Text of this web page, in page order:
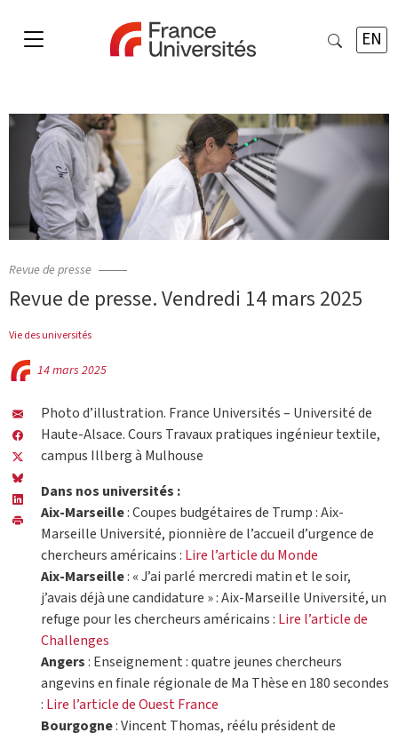
EN
Revue de presse
Revue de presse. Vendredi 14 mars 2025
Vie des universités
14 mars 2025
Photo d’illustration. France Universités – Université de
Haute-Alsace. Cours Travaux pratiques ingénieur textile,
campus Illberg à Mulhouse
Dans nos universités :
Aix-Marseille: Coupes budgétaires de Trump : Aix-
Marseille Université, pionnière de l’accueil d’urgence de
chercheurs américains : Lire l’article du Monde
Aix-Marseille: « J’ai parlé mercredi matin et le soir,
j’avais déjà une candidature » : Aix-Marseille Université, un
refuge pour les chercheurs américains : Lire l’article de
Challenges
Angers: Enseignement : quatre jeunes chercheurs
angevins en finale régionale de Ma Thèse en 180 secondes
: Lire l’article de Ouest France
Bourgogne: Vincent Thomas, réélu président de